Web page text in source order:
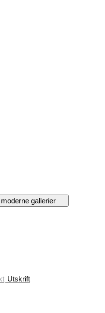
gallerier
Utskrift